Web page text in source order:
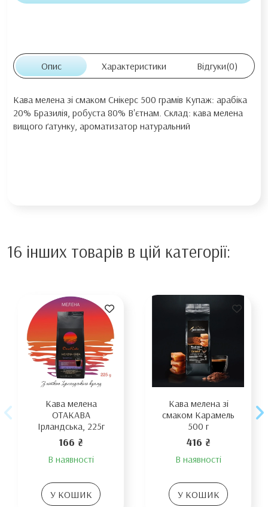
Опис Характеристики Відгуки(0)
Кава мелена зі смаком Снікерс 500 грамів Купаж: арабіка
20% Бразилія, робуста 80% В'єтнам. Склад: кава мелена
вищого ґатунку, ароматизатор натуральний
16 інших товарів в цій категорії:
Кава мелена
ОТАКАВА
Ірландська, 225г
166 ₴
В наявності
У КОШИК
Кава мелена зі
смаком Карамель
500 г
416 ₴
В наявності
У КОШИК